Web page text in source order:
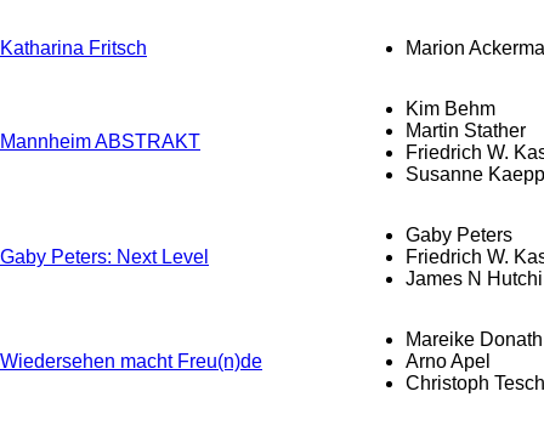
Katharina Fritsch Marion
Mannheim ABSTRAKT
Kim Behm
Martin Stather
Friedrich W.
Susanne
Gaby Peters: Next Level
Gaby Peters
Friedrich W.
James N
Wiedersehen macht Freu(n)de
Mareike Donath
Arno Apel
Christoph